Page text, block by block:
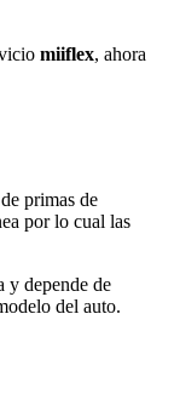
miiflex, ahora
primas de
por lo cual las
y depende de
del auto.